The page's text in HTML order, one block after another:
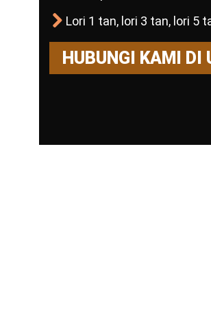
Lori 1 tan, lori 3 tan, lori 5
HUBUNGI KAMI DI